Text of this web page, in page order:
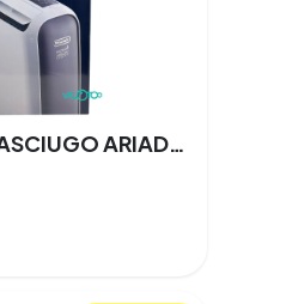
DE LONGHI TASCIUGO ARIADRY LIGHT DNS80